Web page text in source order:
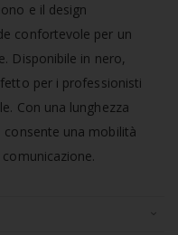
e il design
confortevole per un
Disponibile in nero,
per i professionisti
Con una lunghezza
consente una mobilità